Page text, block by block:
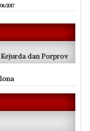
2017
dan Porprov